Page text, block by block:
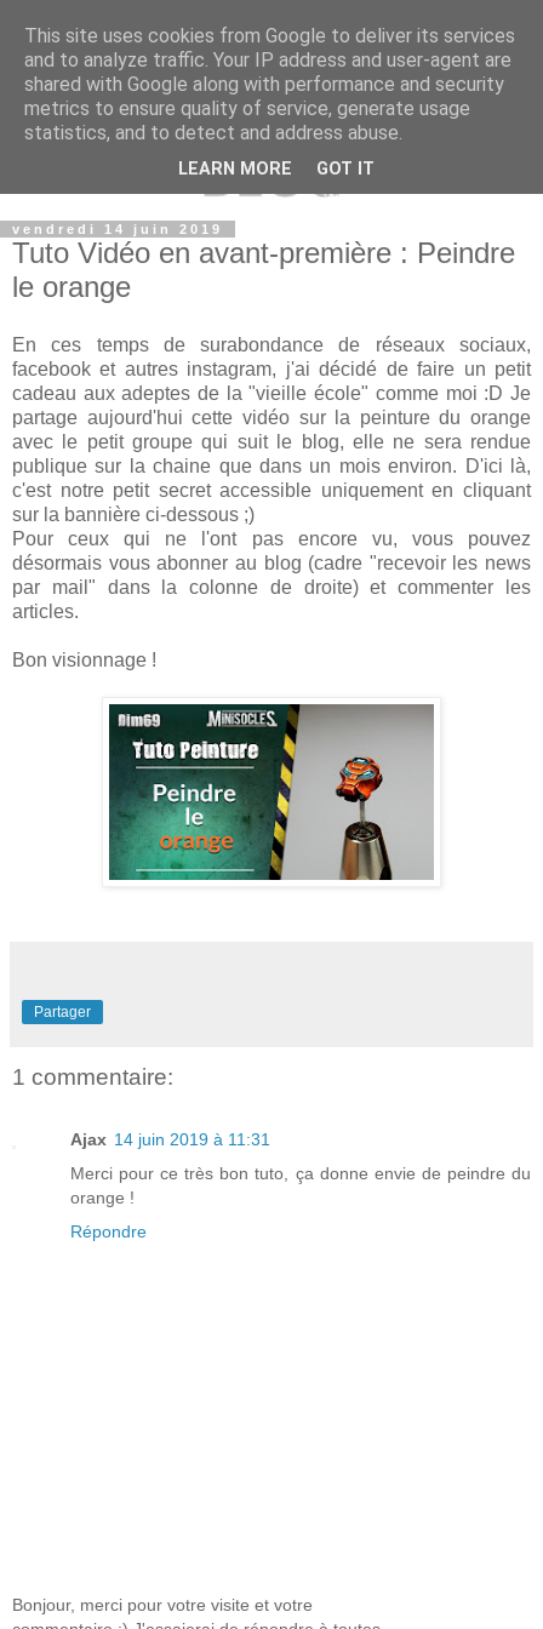
vendredi 14 juin 2019
Tuto Vidéo en avant-première : Peindre
le orange
En ces temps de surabondance de réseaux sociaux,
facebook et autres instagram, j'ai décidé de faire un petit
cadeau aux adeptes de la "vieille école" comme moi :D Je
partage aujourd'hui cette vidéo sur la peinture du orange
avec le petit groupe qui suit le blog, elle ne sera rendue
publique sur la chaine que dans un mois environ. D'ici là,
c'est notre petit secret accessible uniquement en cliquant
sur la bannière ci-dessous ;)
Pour ceux qui ne l'ont pas encore vu, vous pouvez
désormais vous abonner au blog (cadre "recevoir les news
par mail" dans la colonne de droite) et commenter les
articles.
Bon visionnage !
Partager
1 commentaire:
Ajax 14 juin 2019 à 11:31
Merci pour ce très bon tuto, ça donne envie de peindre du
orange !
Répondre
Bonjour, merci pour votre visite et votre
This site uses cookies from Google to deliver its services
and to analyze traffic. Your IP address and user-agent are
shared with Google along with performance and security
metrics to ensure quality of service, generate usage
statistics, and to detect and address abuse.
LEARN MORE GOT IT